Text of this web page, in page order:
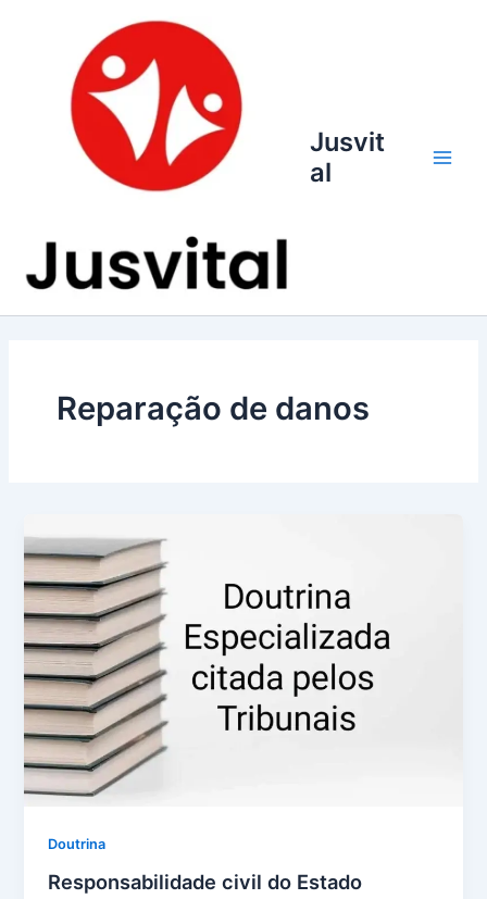
Jusvit
al
Reparação de danos
Doutrina
Responsabilidade civil do Estado